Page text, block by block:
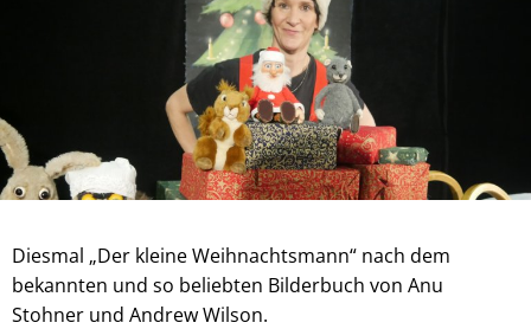
Diesmal „Der kleine Weihnachtsmann“ nach dem
bekannten und so beliebten Bilderbuch von Anu
Stohner und Andrew Wilson.